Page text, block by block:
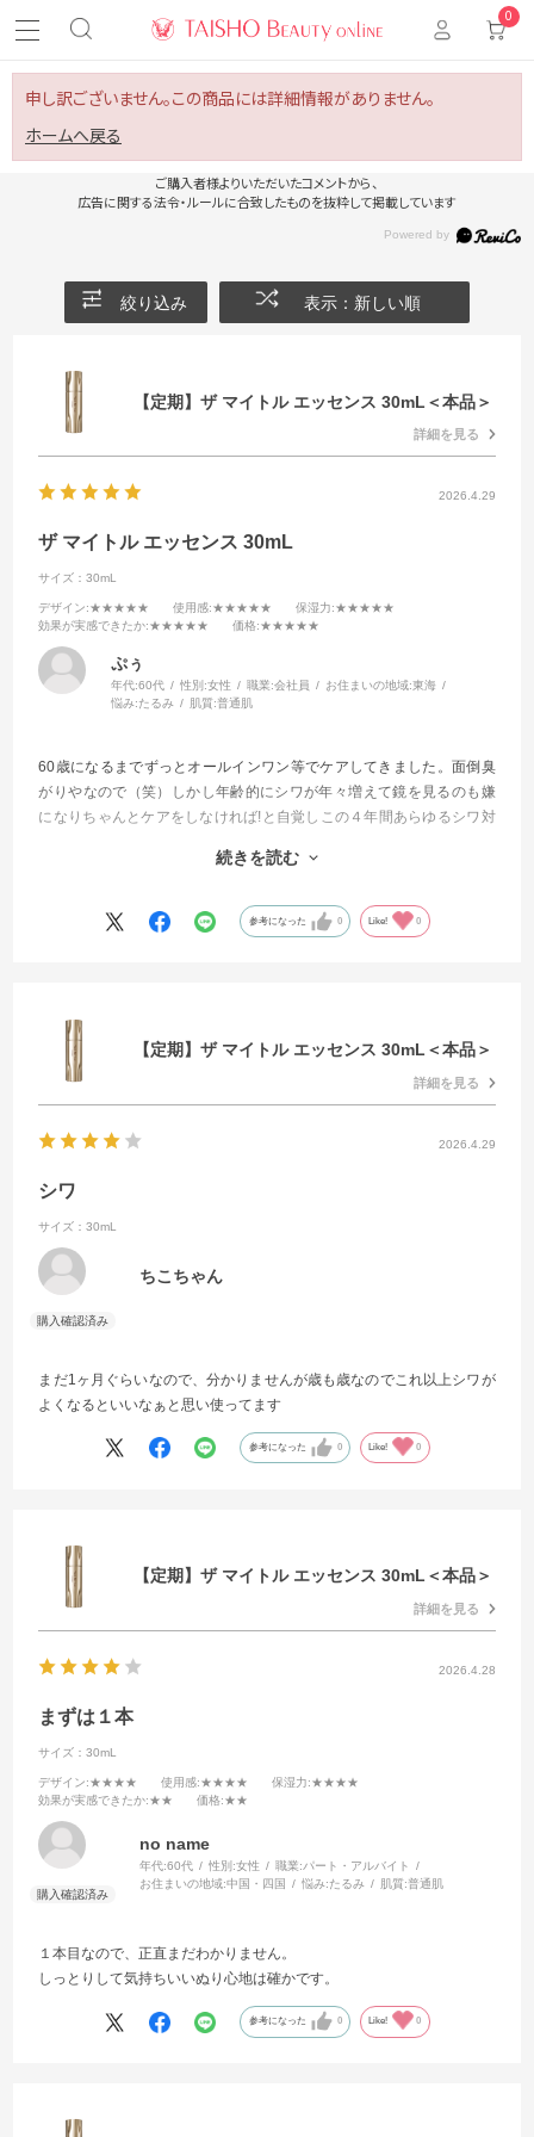
0
申し訳ございません。この商品には詳細情報がありません。
ホームへ戻る
ご購入者様よりいただいたコメントから、
広告に関する法令・ルールに合致したものを抜粋して掲載しています
絞り込み 表示：新しい順
【定期】ザ マイトル エッセンス 30mL＜本品＞
詳細を見る
2026.4.29
ザ マイトル エッセンス 30mL
サイズ：30mL
デザイン:★★★★★ 使用感:★★★★★ 保湿力:★★★★★
効果が実感できたか:★★★★★ 価格:★★★★★
ぷぅ
年代:60代 性別:女性 職業:会社員 お住まいの地域:東海
悩み:たるみ 肌質:普通肌
60歳になるまでずっとオールインワン等でケアしてきました。面倒臭
がりやなので（笑）しかし年齢的にシワが年々増えて鏡を見るのも嫌
になりちゃんとケアをしなければ!と自覚しこの４年間あらゆるシワ対
今回もそんな感じで試してみました。
もう他を試したりする事が無くなりました。
これからはずっと使い続けて行きます
続きを読む
参考になった 0 Like! 0
【定期】ザ マイトル エッセンス 30mL＜本品＞
詳細を見る
2026.4.29
シワ
サイズ：30mL
ちこちゃん
まだ1ヶ月ぐらいなので、分かりませんが歳も歳なのでこれ以上シワが
よくなるといいなぁと思い使ってます
参考になった 0 Like! 0
【定期】ザ マイトル エッセンス 30mL＜本品＞
詳細を見る
2026.4.28
まずは１本
サイズ：30mL
デザイン:★★★★ 使用感:★★★★ 保湿力:★★★★
効果が実感できたか:★★ 価格:★★
no name
年代:60代 性別:女性 職業:パート・アルバイト
お住まいの地域:中国・四国 悩み:たるみ 肌質:普通肌
１本目なので、正直まだわかりません。
しっとりして気持ちいいぬり心地は確かです。
参考になった 0 Like! 0